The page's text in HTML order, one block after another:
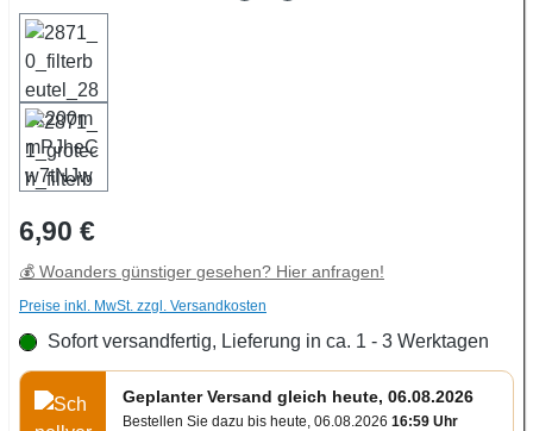
Regulärer Preis:
6,90 €
💰 Woanders günstiger gesehen? Hier anfragen!
Preise inkl. MwSt. zzgl. Versandkosten
Sofort versandfertig, Lieferung in ca. 1 - 3 Werktagen
Geplanter Versand gleich heute, 06.08.2026
Bestellen Sie dazu bis heute, 06.08.2026 16:59 Uhr